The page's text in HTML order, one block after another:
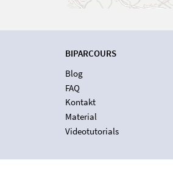
BIPARCOURS
Blog
FAQ
Kontakt
Material
Videotutorials